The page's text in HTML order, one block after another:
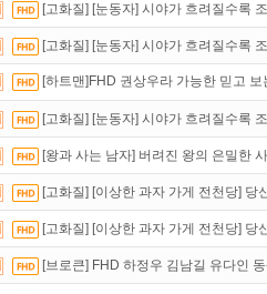
댓글만 잘써도무료 포인트를 드립니다!
포인트
[고화질] [눈동자] 시야가 흐려질수록
[고화질] [눈동자] 시야가 흐려질수록
[하트맨]FHD 권상우라 가능한 믿고 보
[고화질] [눈동자] 시야가 흐려질수록
[왕과 사는 남자] 버려진 왕의 은밀한
[고화질] [이상한 과자 가게 전천당] 당
[고화질] [이상한 과자 가게 전천당] 당
[브로큰] FHD 하정우 김남길 유다인